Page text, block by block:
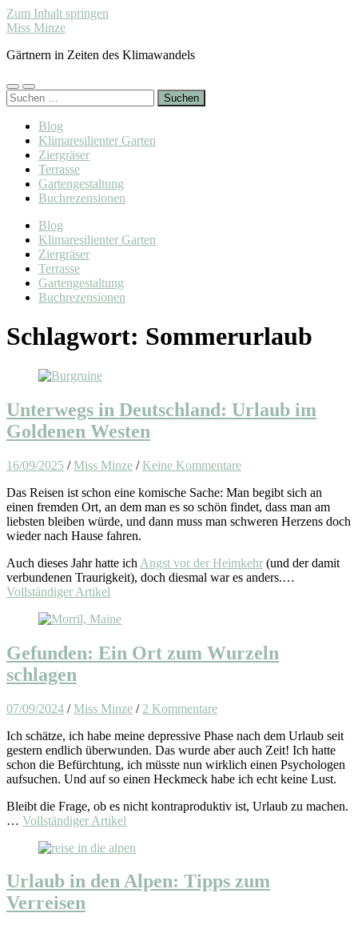
Zum Inhalt springen
Miss Minze
Gärtnern in Zeiten des Klimawandels
Mobile-
Menü
Suchfeld
ein-/ausblenden
Suchen
nach:
Blog
Klimaresilienter Garten
Ziergräser
Terrasse
Gartengestaltung
Buchrezensionen
Blog
Klimaresilienter Garten
Ziergräser
Terrasse
Gartengestaltung
Buchrezensionen
Schlagwort: Sommerurlaub
Unterwegs in Deutschland: Urlaub im
Goldenen Westen
16/09/2025 /Miss Minze /Keine Kommentare
Das Reisen ist schon eine komische Sache: Man begibt sich an
einen fremden Ort, an dem man es so schön findet, dass man am
liebsten bleiben würde, und dann muss man schweren Herzens doch
wieder nach Hause fahren.
Auch dieses Jahr hatte ich Angst vor der Heimkehr (und der damit
verbundenen Traurigkeit), doch diesmal war es anders.…
Vollständiger Artikel
Gefunden: Ein Ort zum Wurzeln
schlagen
07/09/2024 /Miss Minze / 2 Kommentare
Ich schätze, ich habe meine depressive Phase nach dem Urlaub seit
gestern endlich überwunden. Das wurde aber auch Zeit! Ich hatte
schon die Befürchtung, ich müsste nun wirklich einen Psychologen
aufsuchen. Und auf so einen Heckmeck habe ich echt keine Lust.
Bleibt die Frage, ob es nicht kontraproduktiv ist, Urlaub zu machen.
… Vollständiger Artikel
Urlaub in den Alpen: Tipps zum
Verreisen